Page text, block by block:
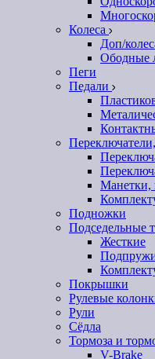
Колеса
Доп/
Ободные
Пеги
Педали
Подножки
Подседельные
Жесткие
Покрышки
Рулевые
Рули
Сёдла
Тормоза и
V-Brake